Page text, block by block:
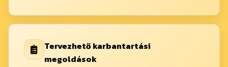
Tervezhető karbantartási
megoldások